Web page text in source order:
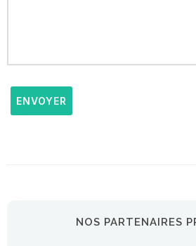
ENVOYER
NOS PARTENAIRES